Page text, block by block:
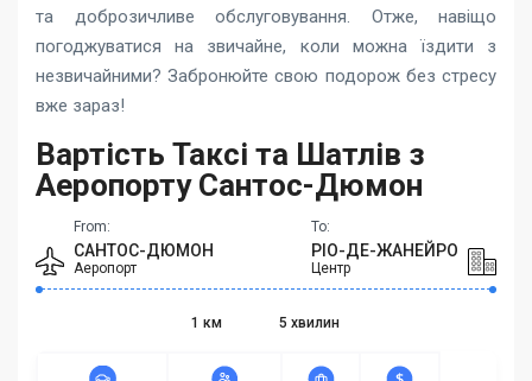
та доброзичливе обслуговування. Отже, навіщо
погоджуватися на звичайне, коли можна їздити з
незвичайними? Забронюйте свою подорож без стресу
вже зараз!
Вартість Таксі та Шатлів з
Аеропорту Сантос-Дюмон
From:
САНТОС-ДЮМОН
Аеропорт
To:
РІО-ДЕ-ЖАНЕЙРО
Центр
1 км 5 хвилин